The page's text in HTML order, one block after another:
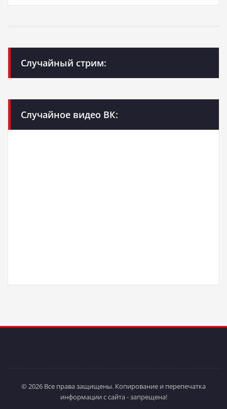
Случайный стрим:
Случайное видео ВК:
© 2026 Все права защищены. Копирование и перепечатка
информации с сайта - запрещена!